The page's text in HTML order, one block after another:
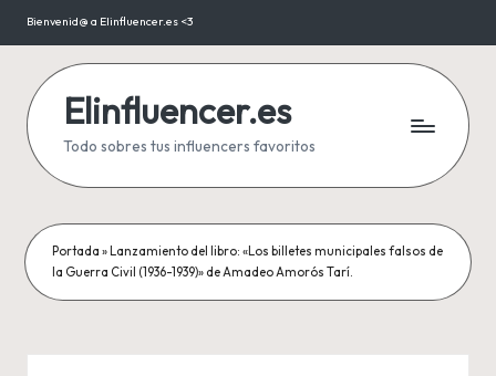
Saltar
contenido
Bienvenid@ a Elinfluencer.es <3
Elinfluencer.es
Todo sobres tus influencers favoritos
Portada » Lanzamiento del libro: «Los billetes municipales falsos de
la Guerra Civil (1936-1939)» de Amadeo Amorós Tarí.